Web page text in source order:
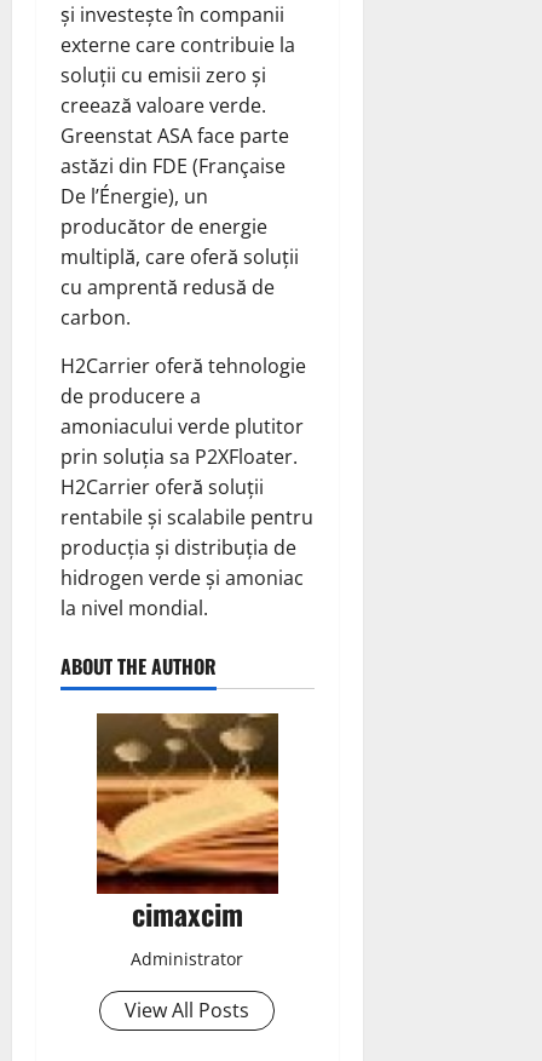
și investește în companii
externe care contribuie la
soluții cu emisii zero și
creează valoare verde.
Greenstat ASA face parte
astăzi din FDE (Française
De l’Énergie), un
producător de energie
multiplă, care oferă soluții
cu amprentă redusă de
carbon.
H2Carrier oferă tehnologie
de producere a
amoniacului verde plutitor
prin soluția sa P2XFloater.
H2Carrier oferă soluții
rentabile și scalabile pentru
producția și distribuția de
hidrogen verde și amoniac
la nivel mondial.
ABOUT THE AUTHOR
cimaxcim
Administrator
View All Posts